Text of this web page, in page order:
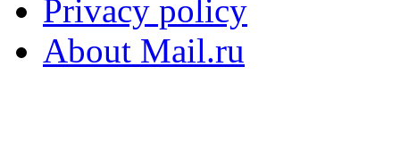
Privacy policy
About Mail.ru